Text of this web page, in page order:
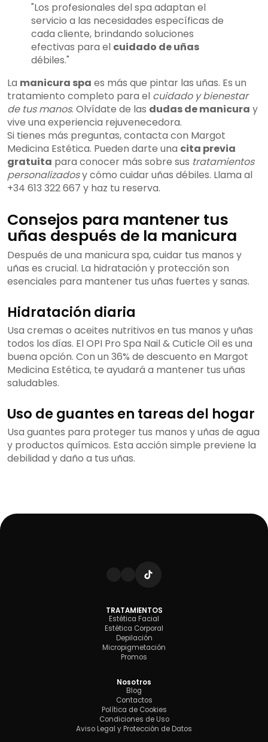
"Los profesionales del spa adaptan el
servicio a las necesidades específicas de
cada cliente, brindando soluciones
efectivas para el cuidado de uñas
débiles."
La manicura spa es más que pintar las uñas. Es un
tratamiento completo para el cuidado y bienestar
de tus manos. Olvídate de las dudas de manicura y
vive una experiencia rejuvenecedora.
Si tienes más preguntas, contacta con Margot
Medicina Estética. Pueden darte una cita previa
gratuita para conocer más sobre sus tratamientos
personalizadosy cómo cuidar uñas débiles. Llama al
+34 613 322 667 y haz tu reserva.
Consejos para mantener tus
uñas después de la manicura
Después de una manicura spa, cuidar tus manos y
uñas es crucial. La hidratación y protección son
esenciales para mantener tus uñas fuertes y sanas.
Hidratación diaria
Usa cremas o aceites nutritivos en tus manos y uñas
todos los días. El OPI Pro Spa Nail & Cuticle Oil es una
buena opción. Con un 36% de descuento en Margot
Medicina Estética, te ayudará a mantener tus uñas
saludables.
Uso de guantes en tareas del hogar
Usa guantes para proteger tus manos y uñas de agua
y productos químicos. Esta acción simple previene la
debilidad y daño a tus uñas.
TRATAMIENTOS
Estética Facial
Estética Corporal
Depilación
Micropigmetación
Promos
Nosotros
Blog
Contactos
Política de Cookies
Condiciones de Uso
Aviso Legal y Protección de Datos